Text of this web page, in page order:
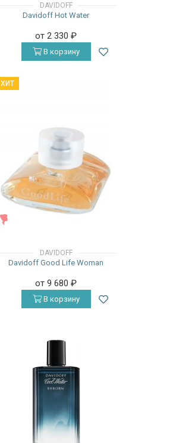
DAVIDOFF
Davidoff Hot Water
от 2 330₽
В корзину
ХИТ
DAVIDOFF
Davidoff Good Life Woman
от 9 680₽
В корзину